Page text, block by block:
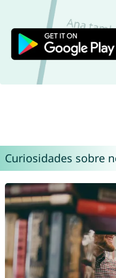
Curiosidades sobre